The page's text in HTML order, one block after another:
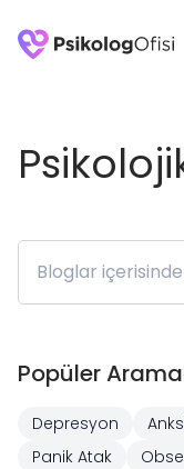
Popüler
Depresyon
Panik Atak